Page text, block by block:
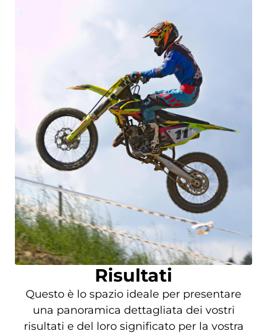
Risultati
Questo è lo spazio ideale per presentare
una panoramica dettagliata dei vostri
risultati e del loro significato per la vostra